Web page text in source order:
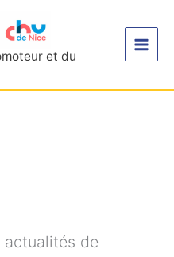
et du
actualités de